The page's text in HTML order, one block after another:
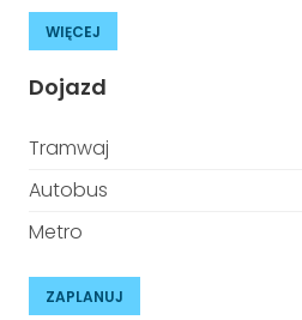
WIĘCEJ
Dojazd
Tramwaj
Autobus
Metro
ZAPLANUJ